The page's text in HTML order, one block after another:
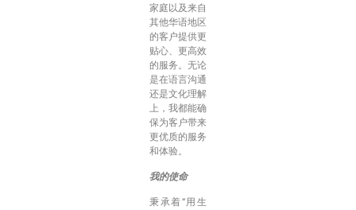
家庭以及来自
其他华语地区
的客户提供更
贴心、更高效
的服务。无论
是在语言沟通
还是文化理解
上，我都能确
保为客户带来
更优质的服务
和体验。
我的使命
秉承着“用生